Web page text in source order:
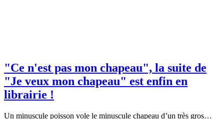
"Ce n'est pas mon chapeau", la suite de
"Je veux mon chapeau" est enfin en
librairie !
Un minuscule poisson vole le minuscule chapeau d’un très gros…